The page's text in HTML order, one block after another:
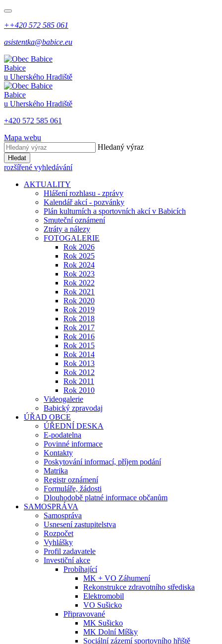
++420 572 585 061
asistentka@babice.eu
Babice
u Uherského Hradiště
Babice
u Uherského Hradiště
+420 572 585 061
Mapa webu
Hledaný výraz
Hledat
rozšířené vyhledávání
AKTUALITY
Hlášení rozhlasu - zprávy
Kalendář akcí - pozvánky
Plán kulturních a sportovních akcí v Babicích
Smuteční oznámení
Ztráty a nálezy
FOTOGALERIE
Rok 2026
Rok 2025
Rok 2024
Rok 2023
Rok 2022
Rok 2021
Rok 2020
Rok 2019
Rok 2018
Rok 2017
Rok 2016
Rok 2015
Rok 2014
Rok 2013
Rok 2012
Rok 2011
Rok 2010
Videogalerie
Babický zpravodaj
ÚŘAD OBCE
ÚŘEDNÍ DESKA
E-podatelna
Povinné informace
Kontakty
Poskytování informací, příjem podání
Matrika
Registr oznámení
Formuláře, žádosti
Dlouhodobě platné informace občanům
SAMOSPRÁVA
Samospráva
Usnesení zastupitelstva
Rozpočet
Vyhlášky
Profil zadavatele
Investiční akce
Probíhající
MK + VO Záhumení
Rekonstrukce zdravotního střediska
Elektromobil
VO Sušicko
Připravované
MK Sušicko
MK Dolní Míšky
Sociální zázemí sportovního hřiště